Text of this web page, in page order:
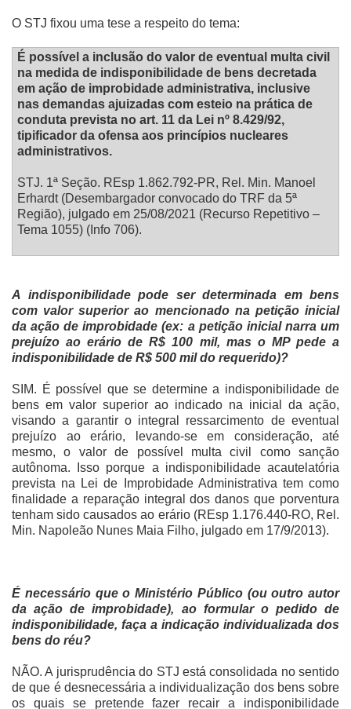
O STJ fixou uma tese a respeito do tema:
É possível a inclusão do valor de eventual multa civil
na medida de indisponibilidade de bens decretada
em ação de improbidade administrativa, inclusive
nas demandas ajuizadas com esteio na prática de
conduta prevista no art. 11 da Lei nº 8.429/92,
tipificador da ofensa aos princípios nucleares
administrativos.
STJ. 1ª Seção. REsp 1.862.792-PR, Rel. Min. Manoel
Erhardt (Desembargador convocado do TRF da 5ª
Região), julgado em 25/08/2021 (Recurso Repetitivo –
Tema 1055) (Info 706).
A indisponibilidade pode ser determinada em bens
com valor superior ao mencionado na petição inicial
da ação de improbidade (ex: a petição inicial narra um
prejuízo ao erário de R$ 100 mil, mas o MP pede a
indisponibilidade de R$ 500 mil do requerido)?
SIM. É possível que se determine a indisponibilidade de
bens em valor superior ao indicado na inicial da ação,
visando a garantir o integral ressarcimento de eventual
prejuízo ao erário, levando-se em consideração, até
mesmo, o valor de possível multa civil como sanção
autônoma. Isso porque a indisponibilidade acautelatória
prevista na Lei de Improbidade Administrativa tem como
finalidade a reparação integral dos danos que porventura
tenham sido causados ao erário (REsp 1.176.440-RO, Rel.
Min. Napoleão Nunes Maia Filho, julgado em 17/9/2013).
É necessário que o Ministério Público (ou outro autor
da ação de improbidade), ao formular o pedido de
indisponibilidade, faça a indicação individualizada dos
bens do réu?
NÃO. A jurisprudência do STJ está consolidada no sentido
de que é desnecessária a individualização dos bens sobre
os quais se pretende fazer recair a indisponibilidade